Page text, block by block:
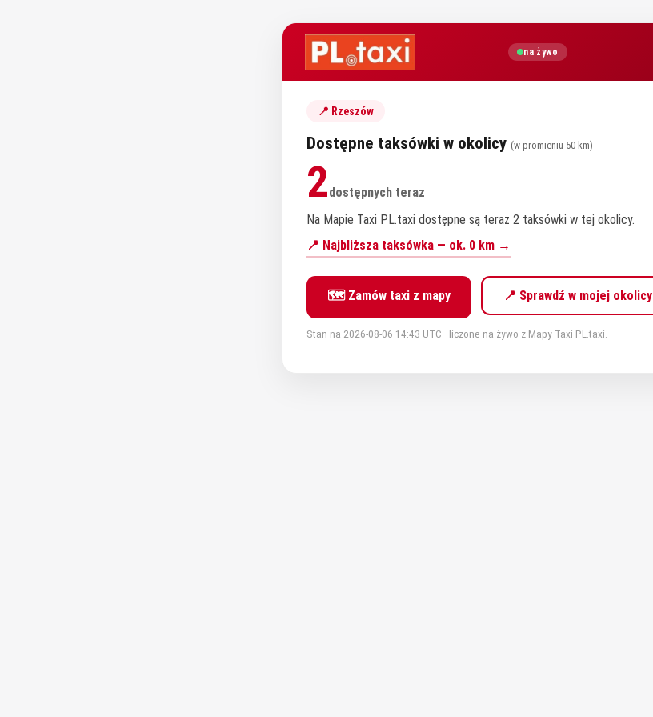
na żywo
📍 Rzeszów
Dostępne taksówki w okolicy (w promieniu 50 km)
2dostępnych teraz
Na Mapie Taxi PL.taxi dostępne są teraz 2 taksówki w tej okolicy.
📍 Najbliższa taksówka — ok. 0 km →
🗺️ Zamów taxi z mapy 📍 Sprawdź w mojej okolicy
Stan na 2026-08-06 14:43 UTC · liczone na żywo z Mapy Taxi PL.taxi.